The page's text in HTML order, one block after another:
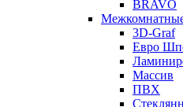
BRAVO
3D-Graf
Евро
Массив
ПВХ